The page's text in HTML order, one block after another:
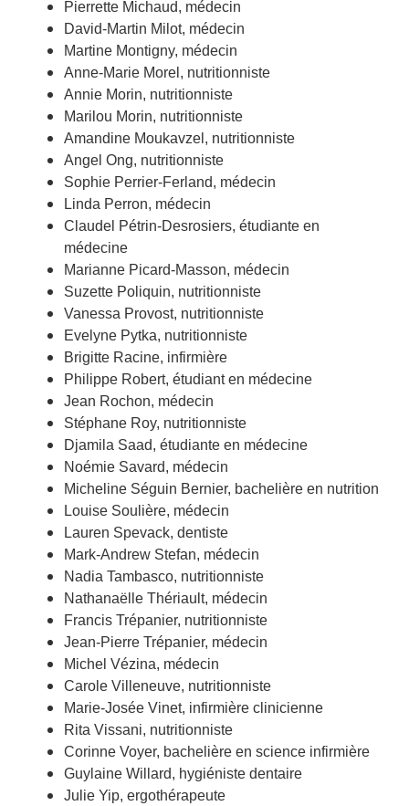
Pierrette Michaud, médecin
David-Martin Milot, médecin
Martine Montigny, médecin
Anne-Marie Morel, nutritionniste
Annie Morin, nutritionniste
Marilou Morin, nutritionniste
Amandine Moukavzel, nutritionniste
Angel Ong, nutritionniste
Sophie Perrier-Ferland, médecin
Linda Perron, médecin
Claudel Pétrin-Desrosiers, étudiante en
médecine
Marianne Picard-Masson, médecin
Suzette Poliquin, nutritionniste
Vanessa Provost, nutritionniste
Evelyne Pytka, nutritionniste
Brigitte Racine, infirmière
Philippe Robert, étudiant en médecine
Jean Rochon, médecin
Stéphane Roy, nutritionniste
Djamila Saad, étudiante en médecine
Noémie Savard, médecin
Micheline Séguin Bernier, bachelière en nutrition
Louise Soulière, médecin
Lauren Spevack, dentiste
Mark-Andrew Stefan, médecin
Nadia Tambasco, nutritionniste
Nathanaëlle Thériault, médecin
Francis Trépanier, nutritionniste
Jean-Pierre Trépanier, médecin
Michel Vézina, médecin
Carole Villeneuve, nutritionniste
Marie-Josée Vinet, infirmière clinicienne
Rita Vissani, nutritionniste
Corinne Voyer, bachelière en science infirmière
Guylaine Willard, hygiéniste dentaire
Julie Yip, ergothérapeute